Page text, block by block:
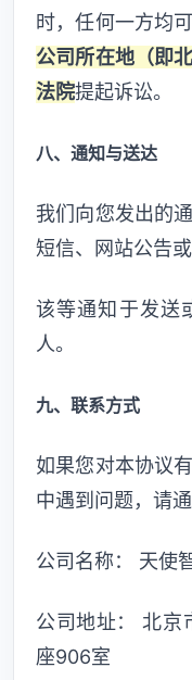
时，任何一方均
公司所在地（即
法院提起诉讼。
八、通知与送达
我们向您发出的
短信、网站公告
该等通知于发送
人。
九、联系方式
如果您对本协议
中遇到问题，请
公司名称： 天使
公司地址： 北京
座906室